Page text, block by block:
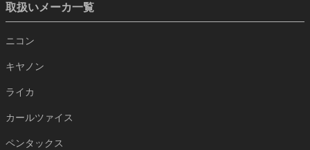
取扱いメーカ一覧
ニコン
キヤノン
ライカ
カールツァイス
ペンタックス